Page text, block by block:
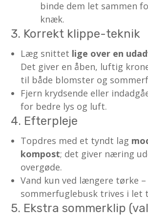
binde dem let sammen
knæk.
3. Korrekt klippe-teknik
Læg snittet lige over en
Det giver en åben, luftig
til både blomster og
Fjern krydsende eller
for bedre lys og luft.
4. Efterpleje
Topdres med et tyndt lag
kompost; det giver næring
overgøde.
Vand kun ved længere tørke –
sommerfuglebusk trives i let
5. Ekstra sommerklip